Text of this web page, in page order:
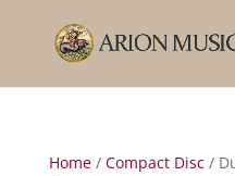
Home/ Compact Disc/